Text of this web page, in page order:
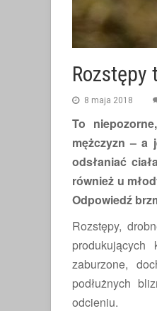
8 maja 2018
To
mężczyzn– a
odsłaniać
również u
Odpowiedź
Rozstępy,
zaburzone,
podłużnych
odcieniu.